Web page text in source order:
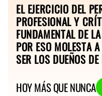
EL EJERCICIO DEL
PROFESIONAL Y
FUNDAMENTAL DE
POR ESO MOLESTA
SER LOS DUEÑOS
HOY MÁS QUE NUNCA